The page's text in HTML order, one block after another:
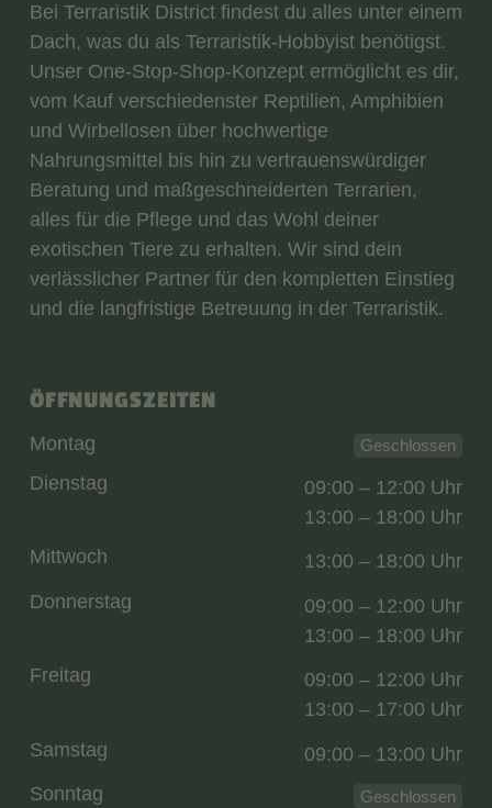
Bei Terraristik District findest du alles unter einem
Dach, was du als Terraristik-Hobbyist benötigst.
Unser One-Stop-Shop-Konzept ermöglicht es dir,
vom Kauf verschiedenster Reptilien, Amphibien
und Wirbellosen über hochwertige
Nahrungsmittel bis hin zu vertrauenswürdiger
Beratung und maßgeschneiderten Terrarien,
alles für die Pflege und das Wohl deiner
exotischen Tiere zu erhalten. Wir sind dein
verlässlicher Partner für den kompletten Einstieg
und die langfristige Betreuung in der Terraristik.
ÖFFNUNGSZEITEN
Montag Geschlossen
Dienstag
09:00 – 12:00 Uhr
13:00 – 18:00 Uhr
Mittwoch
13:00 – 18:00 Uhr
Donnerstag
09:00 – 12:00 Uhr
13:00 – 18:00 Uhr
Freitag
09:00 – 12:00 Uhr
13:00 – 17:00 Uhr
Samstag
09:00 – 13:00 Uhr
Sonntag
Geschlossen